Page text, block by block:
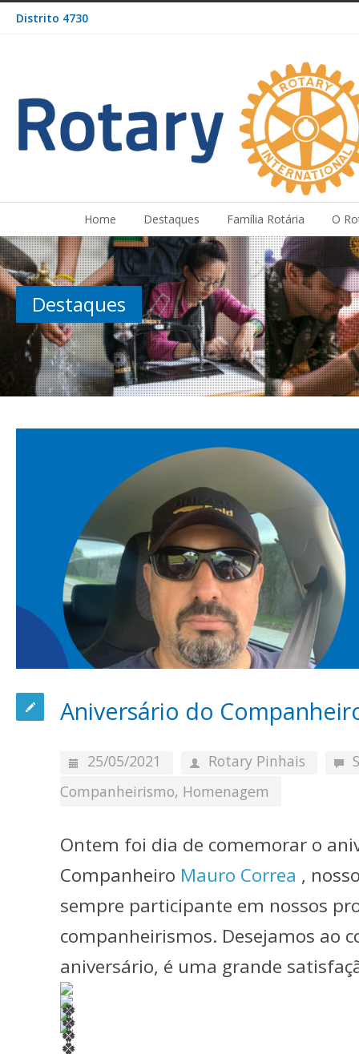
Distrito 4730
Home Destaques Família Rotária O
Destaques
Aniversário do
25/05/2021 Rotary Pinhais
Companheirismo, Homenagem
Ontem foi dia de comemorar o
Companheiro Mauro Correa ,
sempre participante em nossos
companheirismos. Desejamos ao
aniversário, é uma grande